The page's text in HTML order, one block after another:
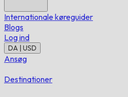
Internationale køreguider
Blogs
Log ind
DA | USD
Ansøg
Destinationer